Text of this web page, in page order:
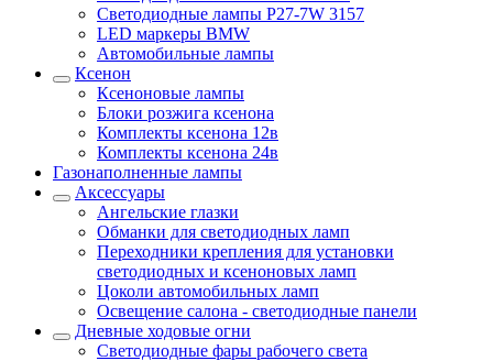
Светодиодные лампы P27-7W 3157
LED маркеры BMW
Автомобильные лампы
Ксенон
Ксеноновые лампы
Блоки розжига ксенона
Комплекты ксенона 12в
Комплекты ксенона 24в
Газонаполненные лампы
Аксессуары
Ангельские глазки
Обманки для светодиодных ламп
Переходники крепления для установки
светодиодных и ксеноновых ламп
Цоколи автомобильных ламп
Освещение салона - светодиодные панели
Дневные ходовые огни
Светодиодные фары рабочего света